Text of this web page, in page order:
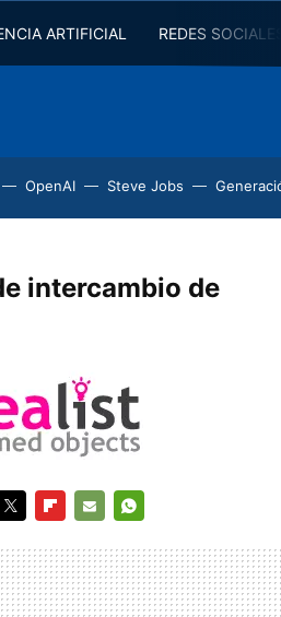
ARTIFICIAL REDES
OpenAI Steve Jobs
intercambio de
MAIL